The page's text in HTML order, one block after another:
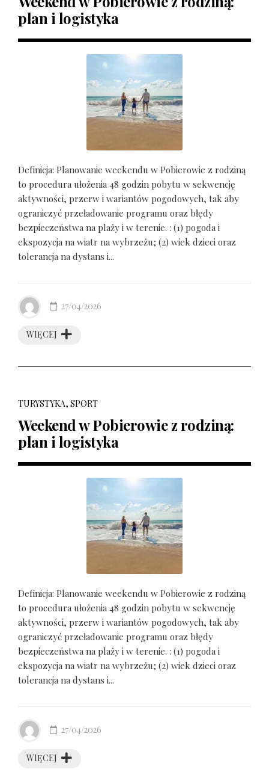
plan i logistyka
Definicja: Planowanie weekendu w Pobierowie z rodziną
to procedura ułożenia 48 godzin pobytu w sekwencję
aktywności, przerw i wariantów pogodowych, tak aby
ograniczyć przeładowanie programu oraz błędy
bezpieczeństwa na plaży i w terenie. : (1) pogoda i
ekspozycja na wiatr na wybrzeżu; (2) wiek dzieci oraz
tolerancja na dystans i...
WIĘCEJ
27/04/2026
TURYSTYKA, SPORT
Weekend w Pobierowie z rodziną:
plan i logistyka
Definicja: Planowanie weekendu w Pobierowie z rodziną
to procedura ułożenia 48 godzin pobytu w sekwencję
aktywności, przerw i wariantów pogodowych, tak aby
ograniczyć przeładowanie programu oraz błędy
bezpieczeństwa na plaży i w terenie. : (1) pogoda i
ekspozycja na wiatr na wybrzeżu; (2) wiek dzieci oraz
tolerancja na dystans i...
WIĘCEJ
27/04/2026